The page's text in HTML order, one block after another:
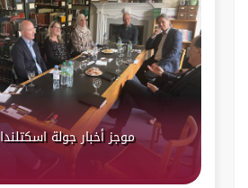
موجز أخبار جولة اسكتلندا